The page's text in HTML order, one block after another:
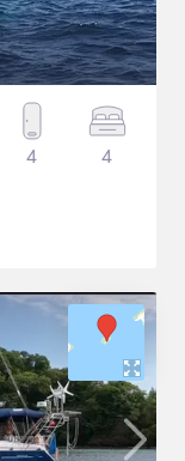
4 4